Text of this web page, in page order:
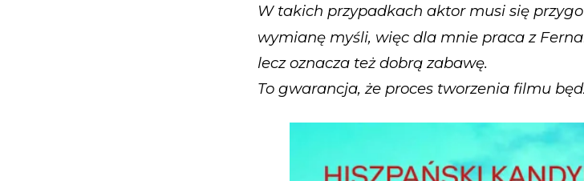
W takich przypadkach aktor musi się
wymianę myśli, więc dla mnie praca z
lecz oznacza też dobrą zabawę.
To gwarancja, że proces tworzenia filmu